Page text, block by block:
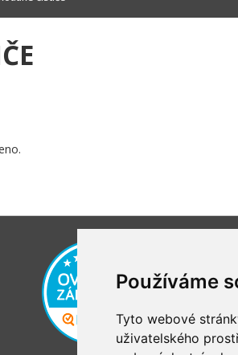
Používáme
Tyto webové
uživatelského